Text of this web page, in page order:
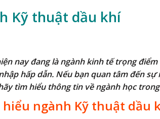
Kỹ thuật dầu khí
nay đang là ngành kinh tế trọng
hấp dẫn. Nếu bạn quan tâm đến
tìm hiểu thông tin về ngành học
hiểu ngành Kỹ thuật dầu